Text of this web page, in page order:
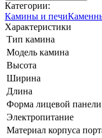
Категории:
Камины и печи
Характеристики
Тип камина
Модель камина
Высота
Ширина
Длина
Форма лицевой панели
Электропитание
Материал корпуса